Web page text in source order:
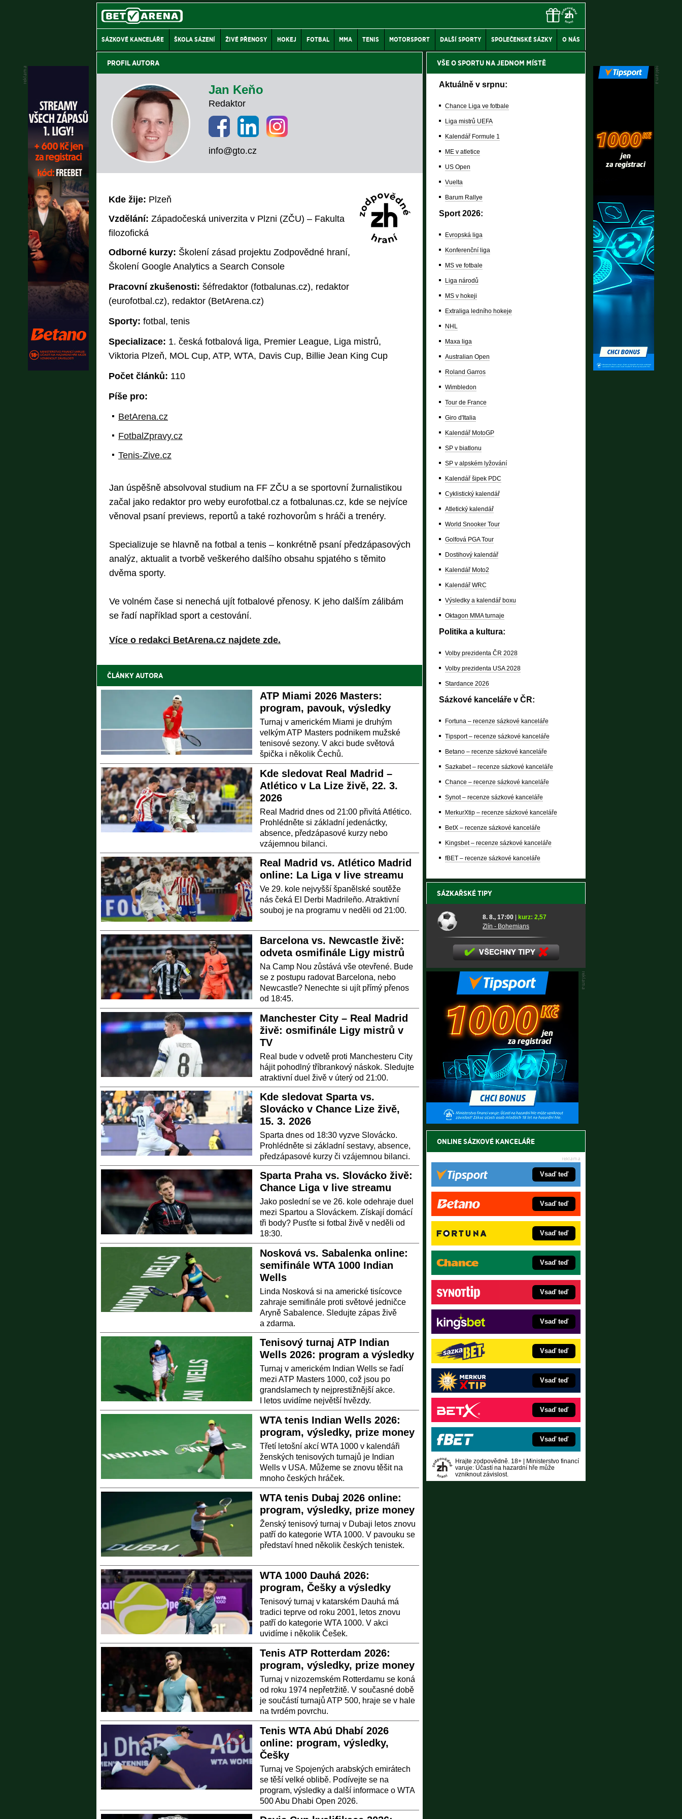
SÁZKOVÉ KANCELÁŘE ŠKOLA SÁZENÍ ŽIVÉ PŘENOSY HOKEJ FOTBAL MMA TENIS MOTORSPORT DALŠÍ SPORTY SPOLEČENSKÉ SÁZKY O NÁS
PROFIL AUTORA
Jan Keňo
Redaktor
info@gto.cz
Kde žije: Plzeň
Vzdělání: Západočeská univerzita v Plzni (ZČU) – Fakulta
filozofická
Odborné kurzy: Školení zásad projektu Zodpovědné hraní,
Školení Google Analytics a Search Console
Pracovní zkušenosti: šéfredaktor (fotbalunas.cz), redaktor
(eurofotbal.cz), redaktor (BetArena.cz)
Sporty: fotbal, tenis
Specializace: 1. česká fotbalová liga, Premier League, Liga mistrů,
Viktoria Plzeň, MOL Cup, ATP, WTA, Davis Cup, Billie Jean King Cup
Počet článků: 110
Píše pro:
BetArena.cz
FotbalZpravy.cz
Tenis-Zive.cz
Jan úspěšně absolvoval studium na FF ZČU a se sportovní žurnalistikou
začal jako redaktor pro weby eurofotbal.cz a fotbalunas.cz, kde se nejvíce
věnoval psaní previews, reportů a také rozhovorům s hráči a trenéry.
Specializuje se hlavně na fotbal a tenis – konkrétně psaní předzápasových
analýz, aktualit a tvorbě veškerého dalšího obsahu spjatého s těmito
dvěma sporty.
Ve volném čase si nenechá ujít fotbalové přenosy. K jeho dalším zálibám
se řadí například sport a cestování.
Více o redakci BetArena.cz najdete zde.
ČLÁNKY AUTORA
ATP Miami 2026 Masters:
program, pavouk, výsledky
Turnaj v americkém Miami je druhým
velkým ATP Masters podnikem mužské
tenisové sezony. V akci bude světová
špička i několik Čechů.
Kde sledovat Real Madrid –
Atlético v La Lize živě, 22. 3.
2026
Real Madrid dnes od 21:00 přivítá Atlético.
Prohlédněte si základní jedenáctky,
absence, předzápasové kurzy nebo
vzájemnou bilanci.
Real Madrid vs. Atlético Madrid
online: La Liga v live streamu
Ve 29. kole nejvyšší španělské soutěže
nás čeká El Derbi Madrileño. Atraktivní
souboj je na programu v neděli od 21:00.
Barcelona vs. Newcastle živě:
odveta osmifinále Ligy mistrů
Na Camp Nou zůstává vše otevřené. Bude
se z postupu radovat Barcelona, nebo
Newcastle? Nenechte si ujít přímý přenos
od 18:45.
Manchester City – Real Madrid
živě: osmifinále Ligy mistrů v
TV
Real bude v odvetě proti Manchesteru City
hájit pohodlný tříbrankový náskok. Sledujte
atraktivní duel živě v úterý od 21:00.
Kde sledovat Sparta vs.
Slovácko v Chance Lize živě,
15. 3. 2026
Sparta dnes od 18:30 vyzve Slovácko.
Prohlédněte si základní sestavy, absence,
předzápasové kurzy či vzájemnou bilanci.
Sparta Praha vs. Slovácko živě:
Chance Liga v live streamu
Jako poslední se ve 26. kole odehraje duel
mezi Spartou a Slováckem. Získají domácí
tři body? Pusťte si fotbal živě v neděli od
18:30.
Nosková vs. Sabalenka online:
semifinále WTA 1000 Indian
Wells
Linda Nosková si na americké tisícovce
zahraje semifinále proti světové jedničce
Aryně Sabalence. Sledujte zápas živě
a zdarma.
Tenisový turnaj ATP Indian
Wells 2026: program a výsledky
Turnaj v americkém Indian Wells se řadí
mezi ATP Masters 1000, což jsou po
grandslamech ty nejprestižnější akce.
I letos uvidíme největší hvězdy.
WTA tenis Indian Wells 2026:
program, výsledky, prize money
Třetí letošní akcí WTA 1000 v kalendáři
ženských tenisových turnajů je Indian
Wells v USA. Můžeme se znovu těšit na
mnoho českých hráček.
WTA tenis Dubaj 2026 online:
program, výsledky, prize money
Ženský tenisový turnaj v Dubaji letos znovu
patří do kategorie WTA 1000. V pavouku se
představí hned několik českých tenistek.
WTA 1000 Dauhá 2026:
program, Češky a výsledky
Tenisový turnaj v katarském Dauhá má
tradici teprve od roku 2001, letos znovu
patří do kategorie WTA 1000. V akci
uvidíme i několik Češek.
Tenis ATP Rotterdam 2026:
program, výsledky, prize money
Turnaj v nizozemském Rotterdamu se koná
od roku 1974 nepřetržitě. V současné době
je součástí turnajů ATP 500, hraje se v hale
na tvrdém povrchu.
Tenis WTA Abú Dhabí 2026
online: program, výsledky,
Češky
Turnaj ve Spojených arabských emirátech
se těší velké oblibě. Podívejte se na
program, výsledky a další informace o WTA
500 Abu Dhabi Open 2026.
VŠE O SPORTU NA JEDNOM MÍSTĚ
Aktuálně v srpnu:
Chance Liga ve fotbale
Liga mistrů UEFA
Kalendář Formule 1
ME v atletice
US Open
Vuelta
Barum Rallye
Sport 2026:
Evropská liga
Konferenční liga
MS ve fotbale
Liga národů
MS v hokeji
Extraliga ledního hokeje
NHL
Maxa liga
Australian Open
Roland Garros
Wimbledon
Tour de France
Giro d'Italia
Kalendář MotoGP
SP v biatlonu
SP v alpském lyžování
Kalendář šipek PDC
Cyklistický kalendář
Atletický kalendář
World Snooker Tour
Golfová PGA Tour
Dostihový kalendář
Kalendář Moto2
Kalendář WRC
Výsledky a kalendář boxu
Oktagon MMA turnaje
Politika a kultura:
Volby prezidenta ČR 2028
Volby prezidenta USA 2028
Stardance 2026
Sázkové kanceláře v ČR:
Fortuna – recenze sázkové kanceláře
Tipsport – recenze sázkové kanceláře
Betano – recenze sázkové kanceláře
Sazkabet – recenze sázkové kanceláře
Chance – recenze sázkové kanceláře
Synot – recenze sázkové kanceláře
MerkurXtip – recenze sázkové kanceláře
BetX – recenze sázkové kanceláře
Kingsbet – recenze sázkové kanceláře
fBET – recenze sázkové kanceláře
SÁZKAŘSKÉ TIPY
8. 8., 17:00
kurz: 2,57
Zlín - Bohemians
ONLINE SÁZKOVÉ KANCELÁŘE
Vsaď teď
Vsaď teď
Vsaď teď
Vsaď teď
Vsaď teď
Vsaď teď
Vsaď teď
Vsaď teď
Vsaď teď
Vsaď teď
Hrajte zodpovědně. 18+ | Ministerstvo financí
varuje: Účastí na hazardní hře může
vzniknout závislost.